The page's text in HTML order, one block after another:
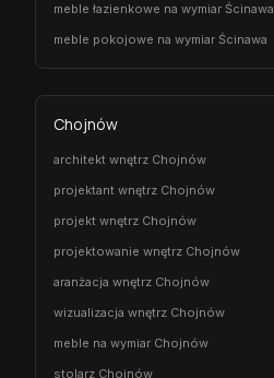
meble łazienkowe na wymiar Ścinawa
meble pokojowe na wymiar Ścinawa
Chojnów
architekt wnętrz Chojnów
projektant wnętrz Chojnów
projekt wnętrz Chojnów
projektowanie wnętrz Chojnów
aranżacja wnętrz Chojnów
wizualizacja wnętrz Chojnów
meble na wymiar Chojnów
stolarz Chojnów